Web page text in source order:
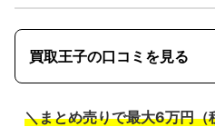
買取王子の口コミを見る
＼まとめ売りで最大6万円（